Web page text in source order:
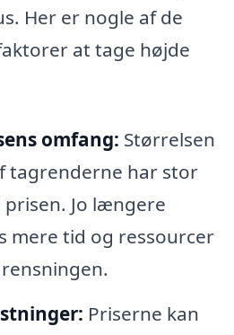
Her er nogle af de
at tage højde
omfang: Størrelsen
tagrenderne har stor
Jo længere
mere tid og ressourcer
Priserne kan